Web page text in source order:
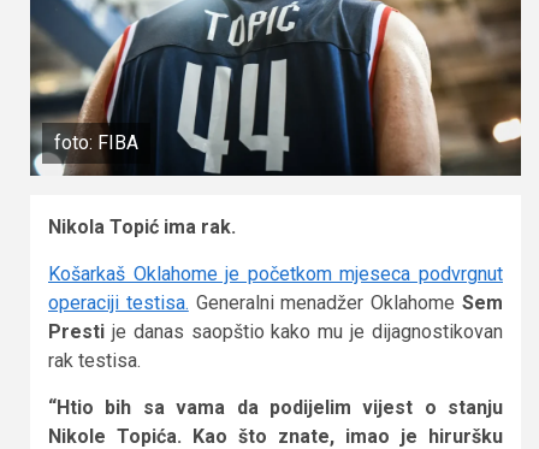
foto: FIBA
Nikola Topić ima rak.
Košarkaš Oklahome je početkom mjeseca podvrgnut
operaciji testisa. Generalni menadžer OklahomeSem
Presti je danas saopštio kako mu je dijagnostikovan
rak testisa.
“Htio bih sa vama da podijelim vijest o stanju
Nikole Topića. Kao što znate, imao je hiruršku